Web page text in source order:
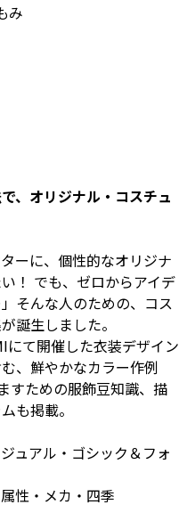
み
、オリジナル・コスチュ
ーに、個性的なオリジナ
！ でも、ゼロからアイデ
そんな人のための、コス
誕生しました。
にて開催した衣装デザイン
、鮮やかなカラー作例
すための服飾豆知識、描
も掲載。
ュアル・ゴシック＆フォ
性・メカ・四季